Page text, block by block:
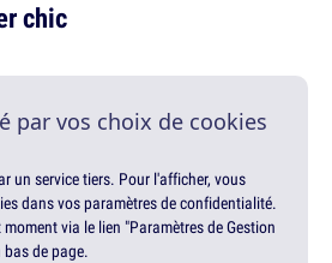
chic
par vos choix de cookies
un service tiers. Pour l'afficher, vous
dans vos paramètres de confidentialité.
via le lien "Paramètres de Gestion
de page.